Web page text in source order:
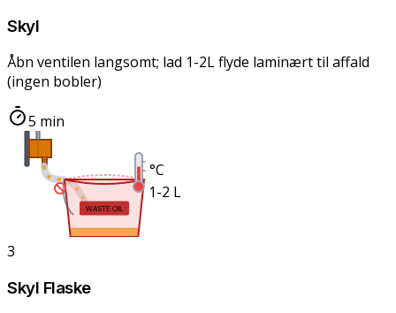
Skyl
Åbn ventilen langsomt; lad 1-2L flyde laminært til affald
(ingen bobler)
5 min
WASTE OIL
°C
1-2 L
3
Skyl Flaske